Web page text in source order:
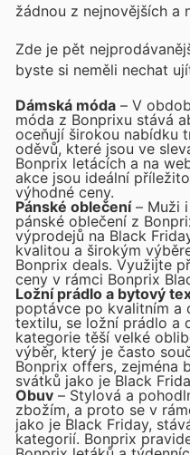
žádnou z nejnovějších a
Zde je pět
byste si neměli nechat
Dámská móda – V
móda z Bonprixu stává
oceňují širokou nabídku
oděvů, které jsou ve
Bonprix letácích a na
akce jsou ideální
výhodné ceny.
Pánské oblečení– Muži
pánské oblečení z
výprodejů na Black
kvalitou a širokým
Bonprix deals. Využijte
ceny v rámci Bonprix
Ložní prádlo a bytový
poptávce po kvalitním a
textilu, se ložní prádlo a
kategorie těší velké
výběr, který je často
Bonprix offers, zejména
svátků jako je Black
Obuv – Stylová a
zbožím, a proto se v
jako je Black Friday,
kategorií. Bonprix